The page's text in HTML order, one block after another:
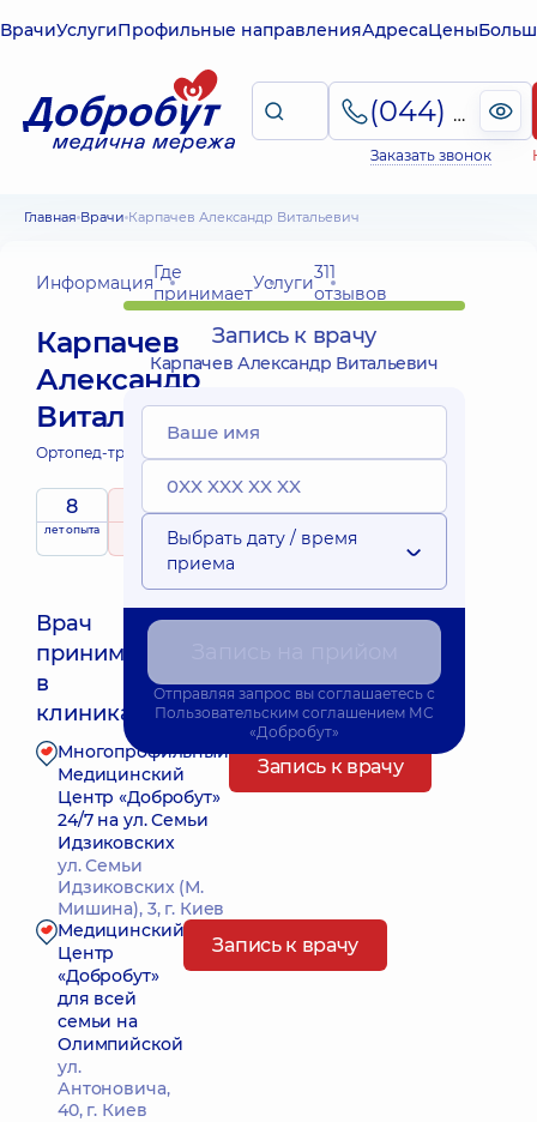
ВрачиУслугиПрофильные направленияАдресаЦены
(044) 495-2-888
Заказать звонок
Главная Врачи Карпачев Александр Витальевич
ИнформацияГде
принимаетУслуги311
отзывов
Карпачев
Александр
Витальевич
Ортопед-травматолог;
8
лет опыта
4.9 / 5
рейтингна основе
311 отзывов
Врач
принимает
в
клиниках:
Ближайшее время приема: 09.08.2026 10:00
Многопрофильный
Медицинский
Центр «Добробут»
24/7 на ул. Семьи
Идзиковских
ул. Семьи
Идзиковских (М.
Мишина), 3, г. Киев
Запись к врачу
Медицинский
Центр
«Добробут»
для всей
семьи на
Олимпийской
ул.
Антоновича,
40, г. Киев
Запись к врачу
Запись к врачу
Карпачев Александр Витальевич
Выбрать дату / время
приема
Отправляя запрос вы соглашаетесь с
Пользовательским соглашением МС
«Добробут»